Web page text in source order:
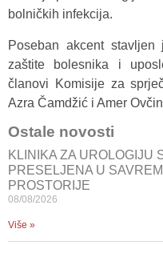
bolničkih infekcija.
Poseban akcent
zaštite bolesnika i
članovi Komisije za
Azra Čamdžić i Amer
Ostale novosti
KLINIKA ZA UROLOGIJU
PRESELJENA U
PROSTORIJE
08/08/2026
Više »